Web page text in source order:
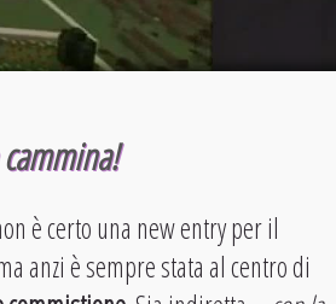
è certo una new entry per il
anzi è sempre stata al centro di